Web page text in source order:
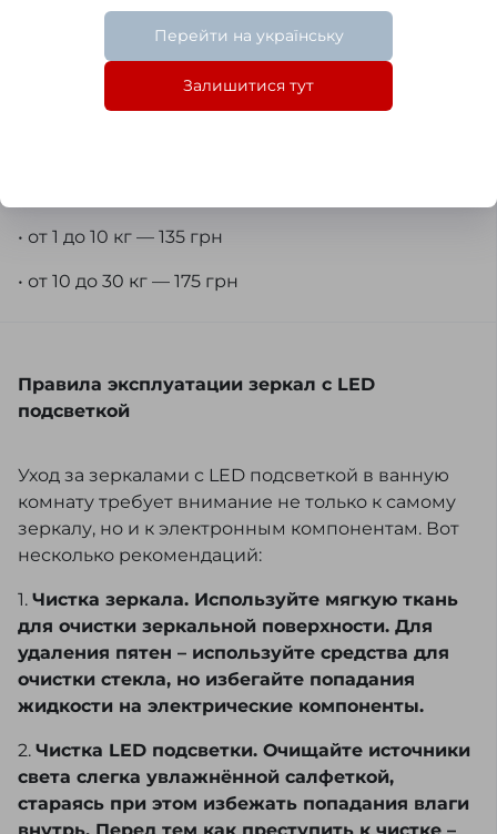
Новая почта
• от 1 до 10 кг — 80 грн
• от 1 до 10 кг — 135 грн
• от 10 до 30 кг — 175 грн
Правила эксплуатации зеркал с LED
подсветкой
Уход за зеркалами с LED подсветкой в ванную
комнату требует внимание не только к самому
зеркалу, но и к электронным компонентам. Вот
несколько рекомендаций:
1. Чистка зеркала. Используйте мягкую ткань
для очистки зеркальной поверхности. Для
удаления пятен – используйте средства для
очистки стекла, но избегайте попадания
жидкости на электрические компоненты.
2. Чистка LED подсветки. Очищайте источники
света слегка увлажнённой салфеткой,
стараясь при этом избежать попадания влаги
Перейти на українську
Залишитися тут